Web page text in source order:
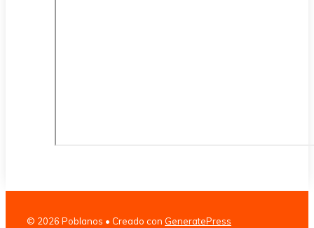
© 2026 Poblanos • Creado con GeneratePress